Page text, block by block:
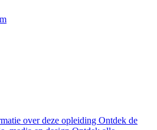
over deze opleiding Ontdek de